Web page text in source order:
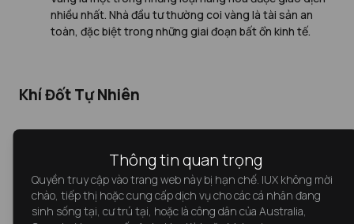
nhiều nhất. Nhà đầu tư thường coi vàng là tài sản an
toàn, đặc biệt trong những giai đoạn bất ổn kinh tế.
Khí Đốt Tự Nhiên
Khí đốt tự nhiên là một nguồn năng lượng quan trọng
được giao dịch với khối lượng lớn. Nó được sử dụng để
sản xuất điện, sưởi ấm và làm nguyên liệu trong nhiều
ngành công nghiệp.
Thông tin quan trọng
Quyền truy cập vào trang web này bị hạn chế. IUX không mời
chào, tiếp thị hoặc cung cấp dịch vụ cho các cá nhân đang
sinh sống tại, cư trú tại, hoặc là công dân của Australia,